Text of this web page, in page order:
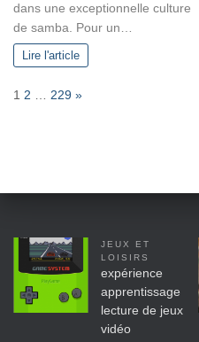
dans une exceptionnelle culture
de samba. Pour un…
Lire l'article
P1 2 229 N
»
JEUX ET
LOISIRS
expérience
apprentissage
lecture de jeux
vidéo